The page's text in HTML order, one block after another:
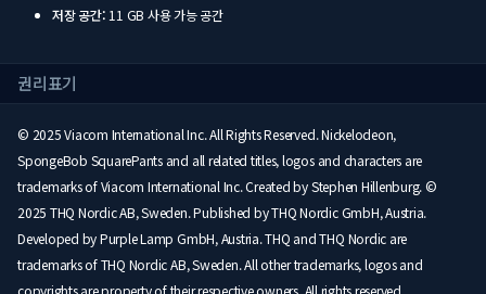
저장 공간: 11 GB 사용 가능 공간
권리표기
© 2025 Viacom International Inc. All Rights Reserved. Nickelodeon,
SpongeBob SquarePants and all related titles, logos and characters are
trademarks of Viacom International Inc. Created by Stephen Hillenburg. ©
2025 THQ Nordic AB, Sweden. Published by THQ Nordic GmbH, Austria.
Developed by Purple Lamp GmbH, Austria. THQ and THQ Nordic are
trademarks of THQ Nordic AB, Sweden. All other trademarks, logos and